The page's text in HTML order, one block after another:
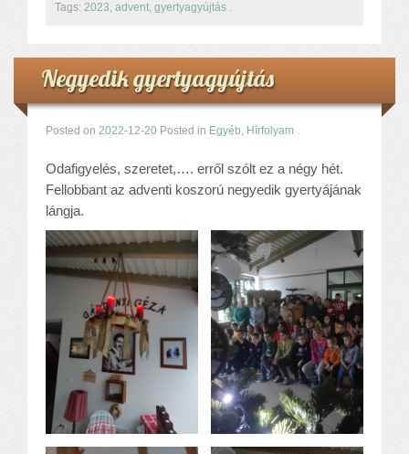
Tags: 2023, advent, gyertyagyújtás .
Negyedik gyertyagyújtás
Posted on 2022-12-20 Posted in Egyéb, Hírfolyam .
Odafigyelés, szeretet,…. erről szólt ez a négy hét.
Fellobbant az adventi koszorú negyedik gyertyájának
lángja.